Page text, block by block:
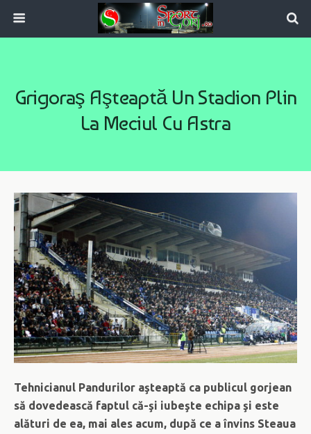
Grigoraş Aşteaptă Un Stadion Plin
La Meciul Cu Astra
Tehnicianul Pandurilor aşteaptă ca publicul gorjean
să dovedească faptul că-şi iubeşte echipa şi este
alături de ea, mai ales acum, după ce a învins Steaua